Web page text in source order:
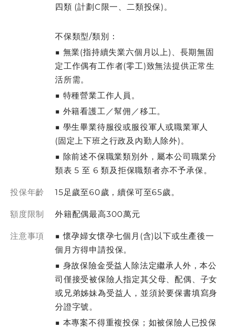
四類 (計劃C限⼀、⼆類投保)。
不保類型/類別：
■ 無業(指持續失業六個月以上)、⻑期無固
定⼯作偶有⼯作者(零工)致無法提供正常生
活所需。
■ 特種營業工作人員。
■ 外籍看護工／幫佣／移工。
■ 學生畢業待服役或服役軍人或職業軍人
(固定上下班之行政及內勤人除外)。
■ 除前述不保職業類別外，屬本公司職業分
類表 5 至 6 類及拒保職類者亦不予承保。
投保年齡 15足歲至60歲，續保可至65歲。
額度限制 外籍配偶最高300萬元
注意事項
■ 懷孕婦女懷孕七個月(含)以下或⽣產後⼀
個⽉⽅得申請投保。
■ 身故保險金受益人除法定繼承人外，本公
司僅接受被保險⼈指定其⽗⺟、配偶、⼦女
或兄弟姊妹為受益⼈，並須於要保書填寫身
分證字號。
■ 本專案不得重複投保；如被保險人已投保